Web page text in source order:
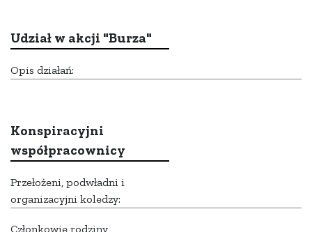
Udział w akcji "Burza"
Opis działań:
Konspiracyjni
współpracownicy
Przełożeni, podwładni i
organizacyjni koledzy:
Członkowie rodziny